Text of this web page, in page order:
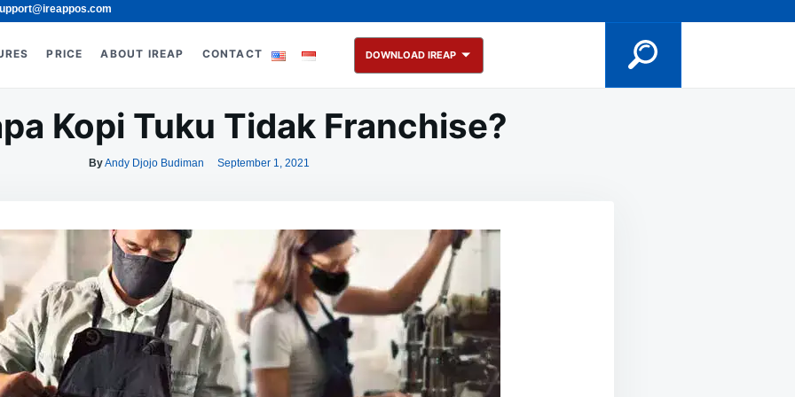
PRICE ABOUT IREAP CONTACT DOWNLOAD IREAP
Kopi Tuku Tidak Franchise?
ByAndy Djojo Budiman September 1, 2021